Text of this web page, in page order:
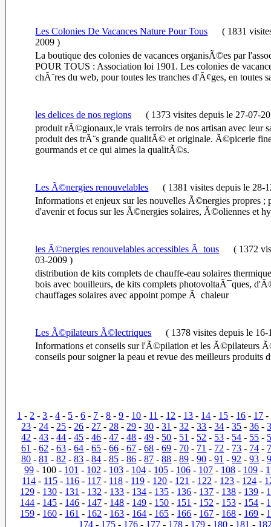
Les Colonies De Vacances Nature Pour Tous ( 1831
2009 )
La boutique des colonies de vacances organisÃ©es par
POUR TOUS : Association loi 1901. Les colonies de
chÃ¨res du web, pour toutes les tranches d'Ã¢ges, en toutes
les delices de nos regions ( 1373 visitesdepuis le 27-07-
produit rÃ©gionaux,le vrais terroirs de nos artisan avec leur
produit des trÃ¨s grande qualitÃ© et originale. Ã©picerie
gourmands et ce qui aimes la qualitÃ©s.
Les Ã©nergies renouvelables ( 1381 visitesdepuis le 28-
Informations et enjeux sur les nouvelles Ã©nergies propres ;
d'avenir et focus sur les Ã©nergies solaires, Ã©oliennes et
les Ã©nergies renouvelables accessibles Ã tous ( 1372
03-2009 )
distribution de kits complets de chauffe-eau solaires
bois avec bouilleurs, de kits complets photovoltaÃ¯ques,
chauffages solaires avec appoint pompe Ã chaleur
Les Ã©pilateurs Ã©lectriques ( 1378 visitesdepuis le 16-
Informations et conseils sur l'Ã©pilation et les Ã©pilateurs
conseils pour soigner la peau et revue des meilleurs produits
1 -2 -3 -4 - 5 -6 - 7 -8 -9 - 10 - 11 - 12 - 13 - 14 - 15 - 16 - 17 -
23 -24 -25 -26 -27 -28 -29 -30 -31 -32 -33 -34 -35 -36 -
42 -43 -44 -45 -46 -47 -48 -49 - 50 - 51 - 52 - 53 - 54 - 55 -
61 -62 -63 -64 -65 -66 -67 -68 -69 - 70 - 71 - 72 - 73 - 74 -
80 -81 -82 -83 -84 -85 -86 -87 -88 -89 -90 -91 -92 -93 -
99 - 100 - 101 - 102 - 103 - 104 - 105 - 106 - 107 - 108 - 109 -
114 - 115 - 116 - 117 - 118 - 119 - 120 - 121 - 122 - 123 - 124 -
129 - 130 - 131 - 132 - 133 - 134 - 135 - 136 - 137 - 138 - 139 -
144 - 145 - 146 - 147 - 148 - 149 - 150 - 151 - 152 - 153 - 154 -
159 - 160 - 161 - 162 - 163 - 164 - 165 - 166 - 167 - 168 - 169 -
174 - 175 - 176 - 177 - 178 - 179 - 180 - 181 -